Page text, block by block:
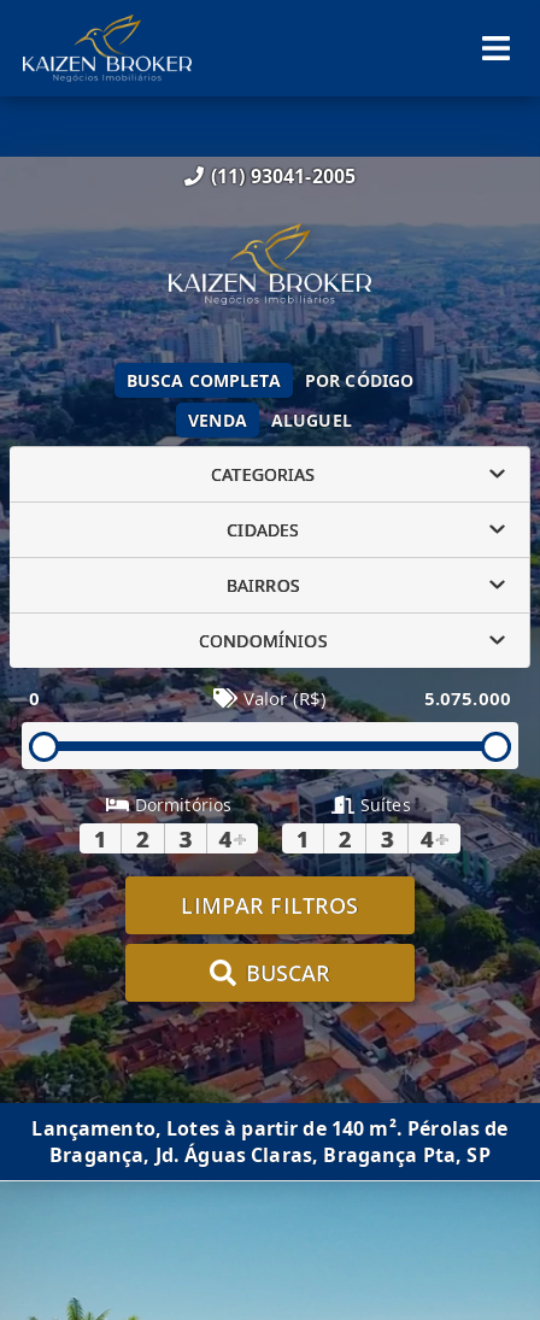
(11) 93041-2005
VENDA ALUGUEL
BUSCA COMPLETA POR CÓDIGO
CATEGORIAS
CIDADES
BAIRROS
CONDOMÍNIOS
0 Valor (R$) 5.075.000
Dormitórios
1 2 3 4+
Suítes
1 2 3 4+
LIMPAR FILTROS
BUSCAR
Lançamento, Lotes à partir de 140 m². Pérolas de
Bragança, Jd. Águas Claras, Bragança Pta, SP